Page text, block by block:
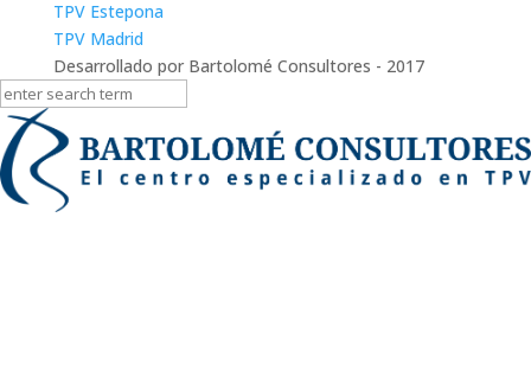
TPV Estepona
TPV Madrid
Desarrollado por Bartolomé Consultores - 2017